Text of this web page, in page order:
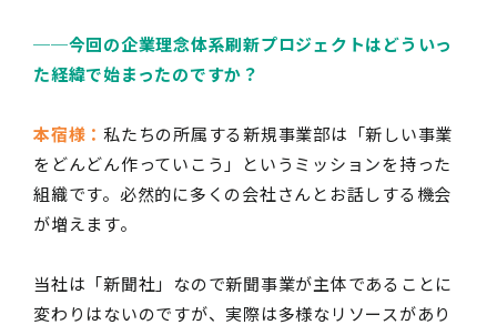
──今回の企業理念体系刷新プロジェクトはどういっ
た経緯で始まったのですか？
本宿様： 私たちの所属する新規事業部は「新しい事業
をどんどん作っていこう」というミッションを持った
組織です。必然的に多くの会社さんとお話しする機会
が増えます。
当社は「新聞社」なので新聞事業が主体であることに
変わりはないのですが、実際は多様なリソースがあり